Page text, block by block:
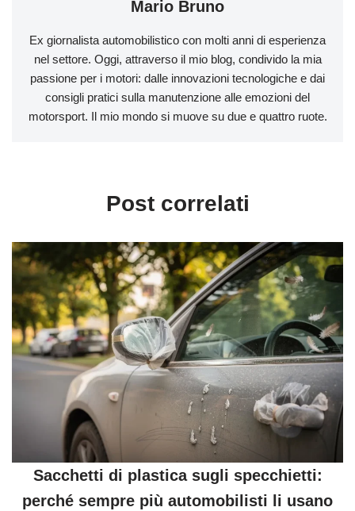
Mario Bruno
Ex giornalista automobilistico con molti anni di esperienza
nel settore. Oggi, attraverso il mio blog, condivido la mia
passione per i motori: dalle innovazioni tecnologiche e dai
consigli pratici sulla manutenzione alle emozioni del
motorsport. Il mio mondo si muove su due e quattro ruote.
Post correlati
Sacchetti di plastica sugli specchietti:
perché sempre più automobilisti li usano